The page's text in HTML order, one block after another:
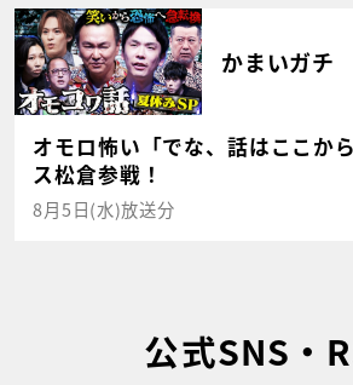
かまいガチ
オモロ怖い「でな、話はここか
ス松倉参戦！
8月5日(水)放送分
公式SNS・